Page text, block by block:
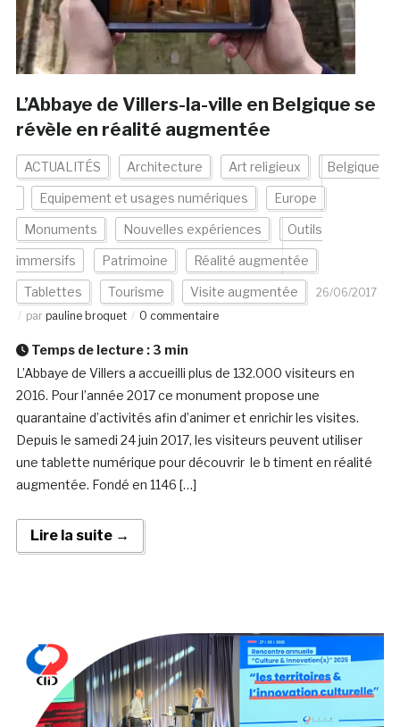
L’Abbaye de Villers-la-ville en Belgique se
révèle en réalité augmentée
ACTUALITÉS Architecture Art religieux Belgique
Equipement et usages numériques Europe
Monuments Nouvelles expériences Outils
immersifs Patrimoine Réalité augmentée
Tablettes Tourisme Visite augmentée
26/06/2017
par pauline broquet 0 commentaire
Temps de lecture : 3 min
L’Abbaye de Villers a accueilli plus de 132.000 visiteurs en
2016. Pour l’année 2017 ce monument propose une
quarantaine d’activités afin d’animer et enrichir les visites.
Depuis le samedi 24 juin 2017, les visiteurs peuvent utiliser
une tablette numérique pour découvrir le b timent en réalité
augmentée. Fondé en 1146 […]
Lire la suite →